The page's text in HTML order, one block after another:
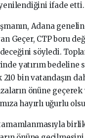
ifade etti.
Adana
Geçer, CTP boru
söyledi.
yatırım bedeline
bin vatandaşın
önüne
hayırlı uğurlu